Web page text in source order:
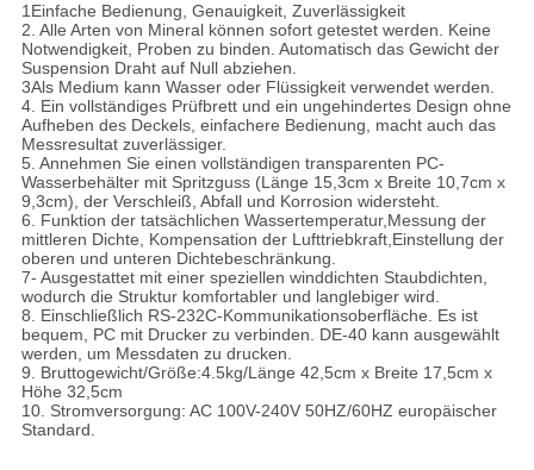
1Einfache Bedienung, Genauigkeit, Zuverlässigkeit
2. Alle Arten von Mineral können sofort getestet werden. Keine
Notwendigkeit, Proben zu binden. Automatisch das Gewicht der
Suspension Draht auf Null abziehen.
3Als Medium kann Wasser oder Flüssigkeit verwendet werden.
4. Ein vollständiges Prüfbrett und ein ungehindertes Design ohne
Aufheben des Deckels, einfachere Bedienung, macht auch das
Messresultat zuverlässiger.
5. Annehmen Sie einen vollständigen transparenten PC-
Wasserbehälter mit Spritzguss (Länge 15,3cm x Breite 10,7cm x
9,3cm), der Verschleiß, Abfall und Korrosion widersteht.
6. Funktion der tatsächlichen Wassertemperatur,Messung der
mittleren Dichte, Kompensation der Lufttriebkraft,Einstellung der
oberen und unteren Dichtebeschränkung.
7- Ausgestattet mit einer speziellen winddichten Staubdichten,
wodurch die Struktur komfortabler und langlebiger wird.
8. Einschließlich RS-232C-Kommunikationsoberfläche. Es ist
bequem, PC mit Drucker zu verbinden. DE-40 kann ausgewählt
werden, um Messdaten zu drucken.
9. Bruttogewicht/Größe:4.5kg/Länge 42,5cm x Breite 17,5cm x
Höhe 32,5cm
10. Stromversorgung: AC 100V-240V 50HZ/60HZ europäischer
Standard.